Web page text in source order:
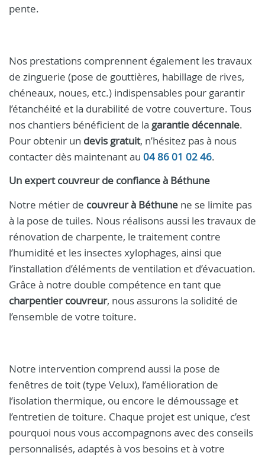
pente.
Nos prestations comprennent également les travaux
de zinguerie (pose de gouttières, habillage de rives,
chéneaux, noues, etc.) indispensables pour garantir
l’étanchéité et la durabilité de votre couverture. Tous
nos chantiers bénéficient de la garantie décennale.
Pour obtenir un devis gratuit, n’hésitez pas à nous
contacter dès maintenant au 04 86 01 02 46.
Un expertcouvreurde confiance à Béthune
Notre métier de couvreur à Béthune ne se limite pas
à la pose de tuiles. Nous réalisons aussi les travaux de
rénovation de charpente, le traitement contre
l’humidité et les insectes xylophages, ainsi que
l’installation d’éléments de ventilation et d’évacuation.
Grâce à notre double compétence en tant que
charpentier couvreur, nous assurons la solidité de
l’ensemble de votre toiture.
Notre intervention comprend aussi la pose de
fenêtres de toit (type Velux), l’amélioration de
l’isolation thermique, ou encore le démoussage et
l’entretien de toiture. Chaque projet est unique, c’est
pourquoi nous vous accompagnons avec des conseils
personnalisés, adaptés à vos besoins et à votre